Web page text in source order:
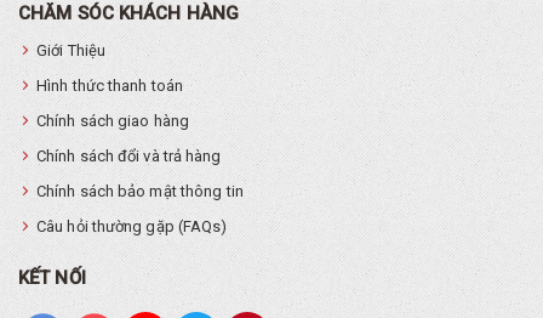
CHĂM SÓC KHÁCH HÀNG
Giới Thiệu
Hình thức thanh toán
Chính sách giao hàng
Chính sách đổi và trả hàng
Chính sách bảo mật thông tin
Câu hỏi thường gặp (FAQs)
KẾT NỐI